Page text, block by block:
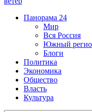
Панорама 24
Мир
Вся Россия
Южный
Блоги
Политика
Экономика
Общество
Власть
Культура